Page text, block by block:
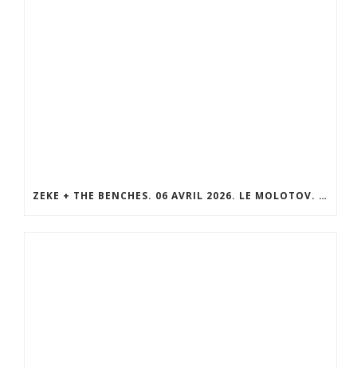
ZEKE + THE BENCHES. 06 AVRIL 2026. LE MOLOTOV. MARSEILLE